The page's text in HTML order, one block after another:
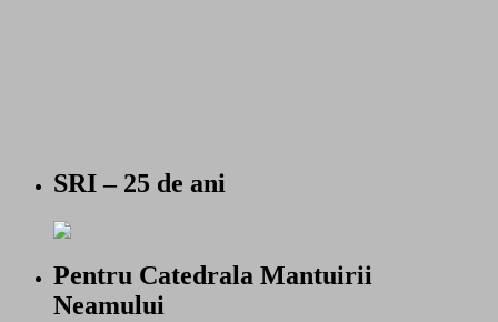
SRI – 25 de ani
Pentru Catedrala Mantuirii
Neamului